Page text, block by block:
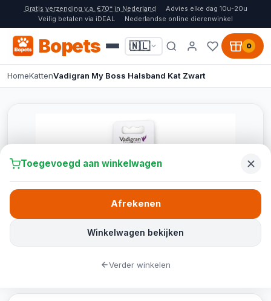
Gratis verzending v.a. €70* in Nederland
Advies elke dag 10u-20u
Veilig betalen via iDEAL
Nederlandse online dierenwinkel
Bopets 🇳🇱 0
HomeKattenVadigran My Boss Halsband Kat Zwart
Toegevoegd aan winkelwagen
Winkelwagen bekijken
Afrekenen
Verder winkelen